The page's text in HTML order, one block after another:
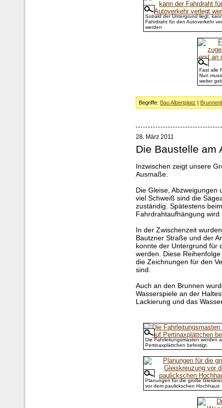
Sobald der Untergrund liegt,
Fahrdraht für den Autoverkehr
werden
Fast alle
Nun
weiter
Begriffe: Bau Albertplatz |
28. März 2011
Die Baustelle am
Inzwischen zeigt unsere
Ausmaße.
Die Gleise, Abzweigungen
viel Schweiß sind die
zuständig. Spätestens
Fahrdrahtaufhängung
In der Zwischenzeit
Bautzner Straße und der
konnte der Untergrund für
werden. Diese
die Zeichnungen für den
sind.
Auch an den Brunnen
Wasserspiele an der
Lackierung und das
Die Fahrleitungsmasten werden
Pertinaxplättchen befestigt.
Planungen für die große
vor dem paulickschen Hochhaus